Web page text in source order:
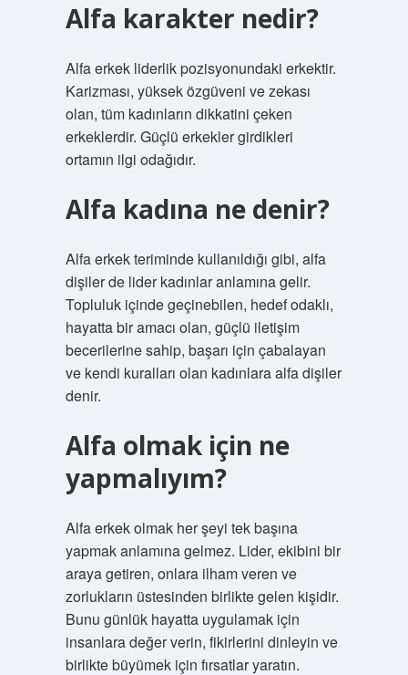
Alfa karakter nedir?
Alfa erkek liderlik pozisyonundaki erkektir.
Karizması, yüksek özgüveni ve zekası
olan, tüm kadınların dikkatini çeken
erkeklerdir. Güçlü erkekler girdikleri
ortamın ilgi odağıdır.
Alfa kadına ne denir?
Alfa erkek teriminde kullanıldığı gibi, alfa
dişiler de lider kadınlar anlamına gelir.
Topluluk içinde geçinebilen, hedef odaklı,
hayatta bir amacı olan, güçlü iletişim
becerilerine sahip, başarı için çabalayan
ve kendi kuralları olan kadınlara alfa dişiler
denir.
Alfa olmak için ne
yapmalıyım?
Alfa erkek olmak her şeyi tek başına
yapmak anlamına gelmez. Lider, ekibini bir
araya getiren, onlara ilham veren ve
zorlukların üstesinden birlikte gelen kişidir.
Bunu günlük hayatta uygulamak için
insanlara değer verin, fikirlerini dinleyin ve
birlikte büyümek için fırsatlar yaratın.